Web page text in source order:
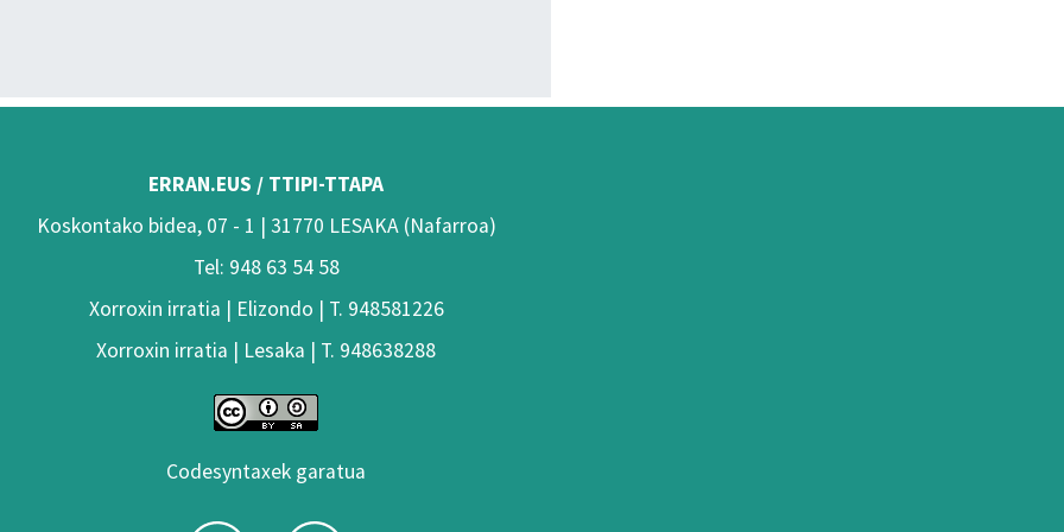
ERRAN.EUS / TTIPI-TTAPA
Koskontako bidea, 07 - 1 | 31770 LESAKA (Nafarroa)
Tel: 948 63 54 58
Xorroxin irratia | Elizondo | T. 948581226
Xorroxin irratia | Lesaka | T. 948638288
Codesyntaxek garatua